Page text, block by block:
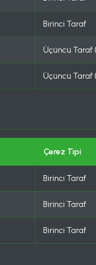
Birinci Taraf
Üçüncü Taraf
Üçüncü Taraf
Çerez Tipi
Birinci Taraf
Birinci Taraf
Birinci Taraf